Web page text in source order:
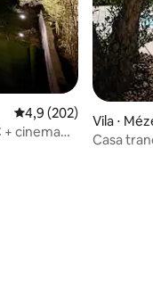
4,9 de uma avaliação
4,9 (202)
+ cinema
Vila ⋅
Casa